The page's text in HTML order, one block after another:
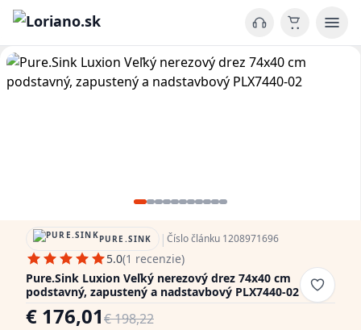
PURE.SINK | Číslo článku 1208971696
5.0(1 recenzie)
Pure.Sink Luxion Veľký nerezový drez 74x40 cm
podstavný, zapustený a nadstavbový PLX7440-02
€ 176,01€ 198,22